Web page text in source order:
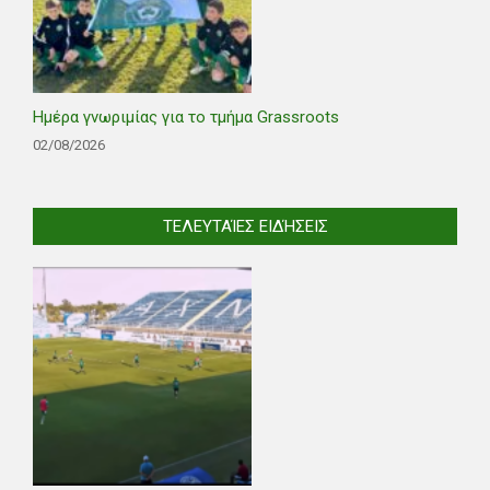
Ημέρα γνωριμίας για το τμήμα Grassroots
02/08/2026
ΤΕΛΕΥΤΑΊΕΣ ΕΙΔΉΣΕΙΣ